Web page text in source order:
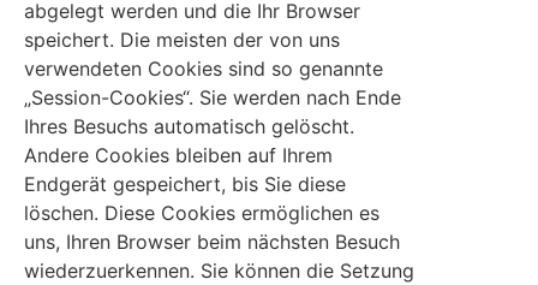
abgelegt werden und die Ihr Browser
speichert. Die meisten der von uns
verwendeten Cookies sind so genannte
„Session-Cookies“. Sie werden nach Ende
Ihres Besuchs automatisch gelöscht.
Andere Cookies bleiben auf Ihrem
Endgerät gespeichert, bis Sie diese
löschen. Diese Cookies ermöglichen es
uns, Ihren Browser beim nächsten Besuch
wiederzuerkennen. Sie können die Setzung